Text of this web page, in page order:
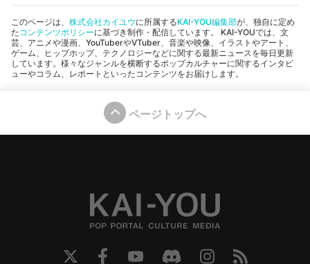
このページは、 株式会社カイユウに所属するKAI-YOU編集部が、独自に定め
たコンテンツポリシーに基づき制作・配信しています。 KAI-YOUでは、文
芸、アニメや漫画、YouTuberやVTuber、音楽や映像、イラストやアート、
ゲーム、ヒップホップ、テクノロジーなどに関する最新ニュースを毎日更新
しています。様々なジャンルを横断するポップカルチャーに関するインタビ
ューやコラム、レポートといったコンテンツをお届けします。
ページトップへ